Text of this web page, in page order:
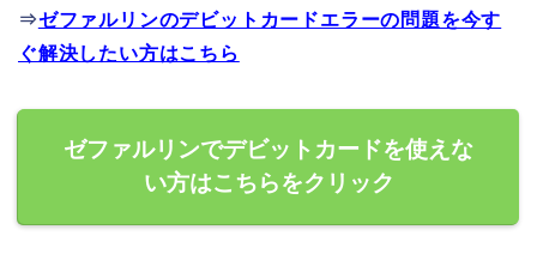
⇒ゼファルリンのデビットカードエラーの問題を今す
ぐ解決したい方はこちら
ゼファルリンでデビットカードを使えな
い方はこちらをクリック